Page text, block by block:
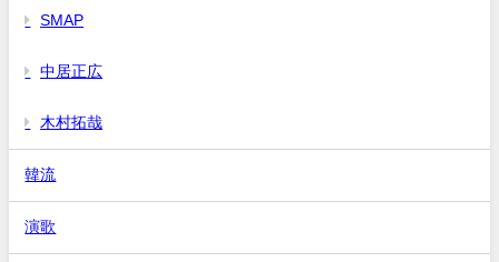
SMAP
中居正広
木村拓哉
韓流
演歌